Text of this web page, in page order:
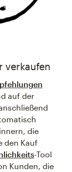
verkaufen
auf der
die
den Kauf
-Tool
Kunden, die